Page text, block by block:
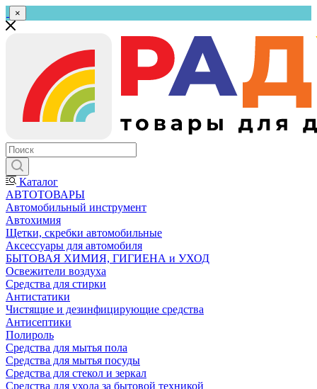
×
Каталог
АВТОТОВАРЫ
Автомобильный инструмент
Автохимия
Щетки, скребки автомобильные
Аксессуары для автомобиля
БЫТОВАЯ ХИМИЯ, ГИГИЕНА и УХОД
Освежители воздуха
Средства для стирки
Антистатики
Чистящие и дезинфицирующие средства
Антисептики
Полироль
Средства для мытья пола
Средства для мытья посуды
Средства для стекол и зеркал
Средства для ухода за бытовой техникой